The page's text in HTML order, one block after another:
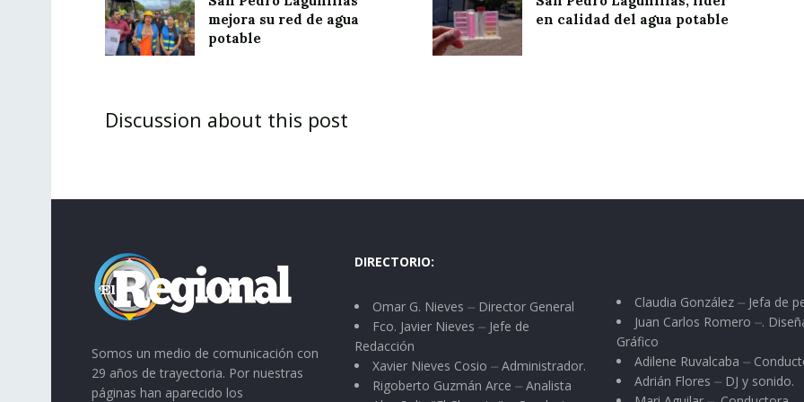
mejora su red de agua
potable
en calidad del agua potable
Discussion about this post
Somos un medio de comunicación con
29 años de trayectoria. Por nuestras
páginas han aparecido los
DIRECTORIO:
Omar G. Nieves ⏤ Director General
Fco. Javier Nieves ⏤ Jefe de
Redacción
Xavier Nieves Cosio ⏤ Administrador.
Rigoberto Guzmán Arce ⏤ Analista
Claudia González ⏤ Jefa de
Juan Carlos Romero ⏤.
Gráfico
Adilene Ruvalcaba ⏤
Adrián Flores ⏤ DJ y sonido.